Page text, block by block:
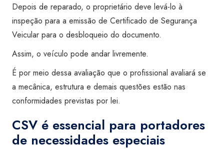
Depois de reparado, o proprietário deve levá-lo à
inspeção para a emissão de Certificado de Segurança
Veicular para o desbloqueio do documento.
Assim, o veículo pode andar livremente.
É por meio dessa avaliação que o profissional avaliará se
a mecânica, estrutura e demais questões estão nas
conformidades previstas por lei.
CSV é essencial para portadores
de necessidades especiais